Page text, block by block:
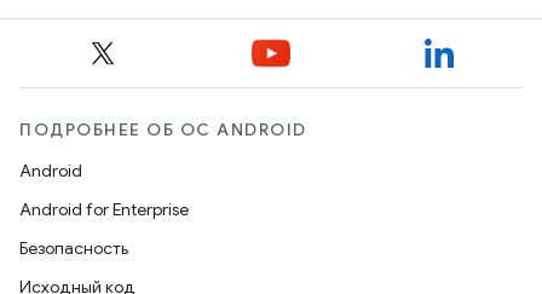
ПОДРОБНЕЕ ОБ ОС ANDROID
Android
Android for Enterprise
Безопасность
Исходный код